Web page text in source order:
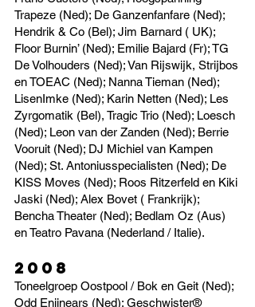
Trapeze (Ned); De Ganzenfanfare (Ned);
Hendrik & Co (Bel); Jim Barnard ( UK);
Floor Burnin’ (Ned); Emilie Bajard (Fr); TG
De Volhouders (Ned); Van Rijswijk, Strijbos
en TOEAC (Ned); Nanna Tieman (Ned);
LisenImke (Ned); Karin Netten (Ned); Les
Zyrgomatik (Bel), Tragic Trio (Ned); Loesch
(Ned); Leon van der Zanden (Ned); Berrie
Vooruit (Ned); DJ Michiel van Kampen
(Ned); St. Antoniusspecialisten (Ned); De
KISS Moves (Ned); Roos Ritzerfeld en Kiki
Jaski (Ned); Alex Bovet ( Frankrijk);
Bencha Theater (Ned); Bedlam Oz (Aus)
en Teatro Pavana (Nederland / Italie).
2008
Toneelgroep Oostpool / Bok en Geit (Ned);
Odd Enjinears (Ned); Geschwister®